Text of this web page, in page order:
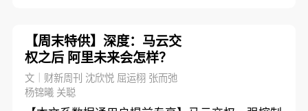
【周末特供】深度：马云交
权之后 阿里未来会怎样？
文｜财新周刊 沈欣悦 屈运栩 张而弛
杨锦曦 关聪